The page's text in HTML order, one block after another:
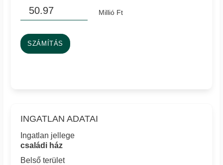
Millió Ft
SZÁMÍTÁS
INGATLAN ADATAI
Ingatlan jellege
családi ház
Belső terület